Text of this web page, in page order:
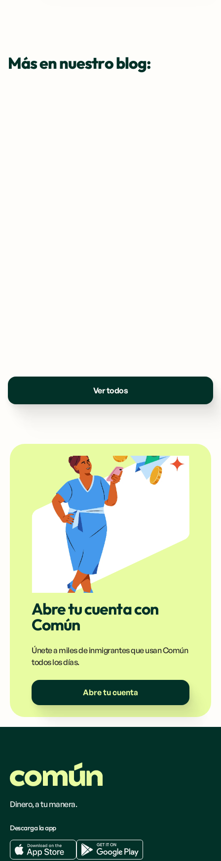
Más en nuestro blog:
Ver todos
Abre tu cuenta con
Común
Únete a miles de inmigrantes que usan Común
todos los días.
Abre tu cuenta
Dinero, a tu manera.
Descarga la app